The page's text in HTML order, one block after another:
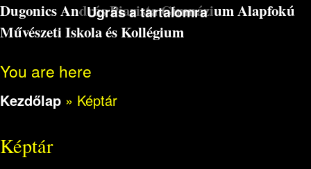
Ugrás a tartalomra
Dugonics András Piarista Gimnázium Alapfokú
Művészeti Iskola és Kollégium
You are here
Kezdőlap » Képtár
Képtár